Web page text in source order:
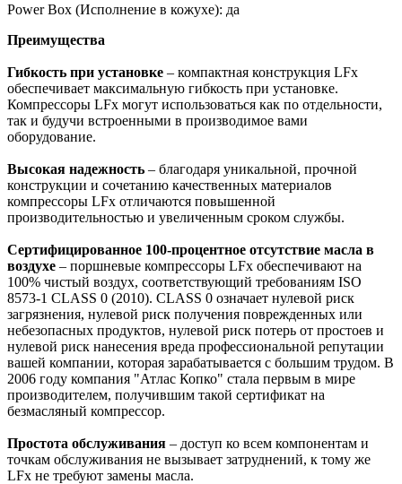
Power Box (Исполнение в кожухе): да
Преимущества
Гибкость при установке – компактная конструкция LFx
обеспечивает максимальную гибкость при установке.
Компрессоры LFx могут использоваться как по отдельности,
так и будучи встроенными в производимое вами
оборудование.
Высокая надежность – благодаря уникальной, прочной
конструкции и сочетанию качественных материалов
компрессоры LFx отличаются повышенной
производительностью и увеличенным сроком службы.
Сертифицированное 100-процентное отсутствие масла в
воздухе – поршневые компрессоры LFx обеспечивают на
100% чистый воздух, соответствующий требованиям ISO
8573-1 CLASS 0 (2010). CLASS 0 означает нулевой риск
загрязнения, нулевой риск получения поврежденных или
небезопасных продуктов, нулевой риск потерь от простоев и
нулевой риск нанесения вреда профессиональной репутации
вашей компании, которая зарабатывается с большим трудом. В
2006 году компания "Атлас Копко" стала первым в мире
производителем, получившим такой сертификат на
безмасляный компрессор.
Простота обслуживания – доступ ко всем компонентам и
точкам обслуживания не вызывает затруднений, к тому же
LFx не требуют замены масла.